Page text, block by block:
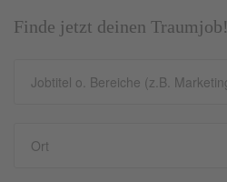
Finde jetzt deinen Traumjob!